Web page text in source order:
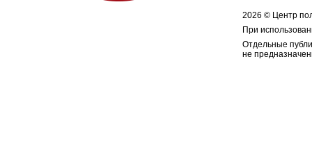
2026 © Центр
При
Отдельные
не